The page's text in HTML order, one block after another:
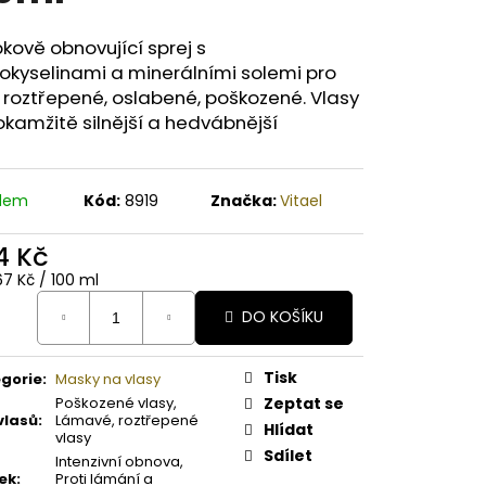
obnovující sprej s
a minerálními solemi pro
oslabené, poškozené. Vlasy
silnější a hedvábnější
Kód: 8919 Značka:Vitael
Kč
Kč / 100 ml
DO KOŠÍKU
: Masky na vlasy
:
Poškozené vlasy,
Lámavé, roztřepené
vlasy
:
Intenzivní obnova,
Proti lámání a
Tisk
Zeptat se
Hlídat
Sdílet
PAPAYA ORGANICKÉ